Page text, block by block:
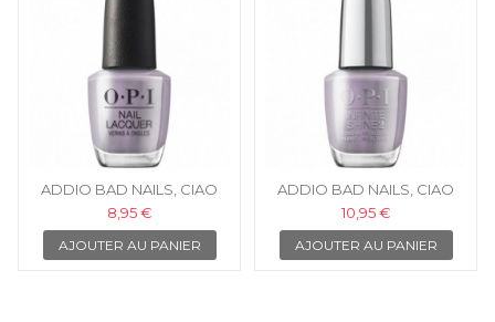
ADDIO BAD NAILS, CIAO
GREAT NAILS - OPI VERNIS À
ONGLES
8,95 €
AJOUTER AU PANIER
ADDIO BAD NAILS, CIAO
GREAT NAILS - OPI VERNIS
INFINITE...
10,95 €
AJOUTER AU PANIER